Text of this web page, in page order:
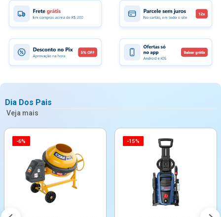
Dia Dos Pais
Veja mais
-6% -15%